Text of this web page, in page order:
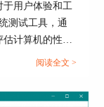
成功连接的电
于用户体验和工
测试工具，通
计算机的性能
定性测试时，
试要多久的具
阅读全文 >